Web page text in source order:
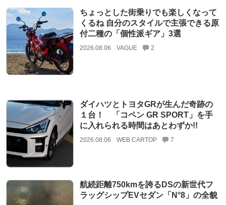
ちょっとした街乗りでも楽しくなって
くるね 自分のスタイルで主張できる原
付二種の「個性派ギア」3選
2026.08.06 VAGUE 2
ダイハツとトヨタGRが生んだ奇跡の
１台！ 「コペン GR SPORT」を手
に入れられる時間はあとわずか!!
2026.08.06 WEB CARTOP 7
航続距離750kmを誇るDSの新世代フ
ラッグシップEVセダン「N°8」の全貌